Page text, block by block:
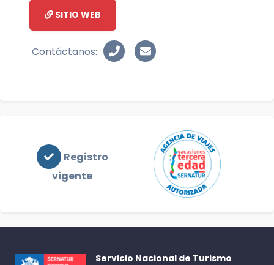
SITIO WEB
Contáctanos:
Registro
vigente
Servicio Nacional de Turismo